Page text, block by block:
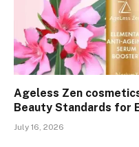
Ageless Zen
Beauty Standards for
July 16, 2026